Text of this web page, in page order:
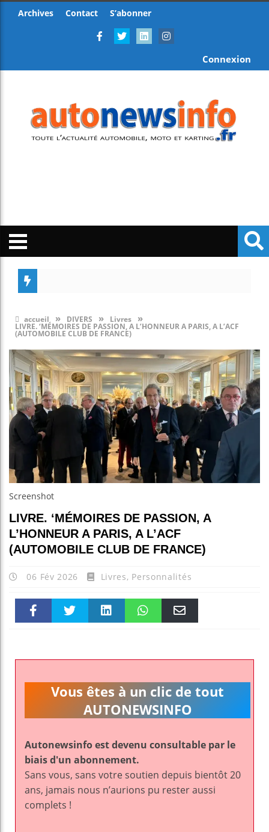
Archives Contact S’abonner
Connexion
accueil » DIVERS » Livres »
LIVRE. ‘MÉMOIRES DE PASSION, A L’HONNEUR A PARIS, A L’ACF
(AUTOMOBILE CLUB DE FRANCE)
Screenshot
LIVRE. ‘MÉMOIRES DE PASSION, A
L’HONNEUR A PARIS, A L’ACF
(AUTOMOBILE CLUB DE FRANCE)
06 Fév 2026 Livres, Personnalités
k pt
Vous êtes à un clic de tout
AUTONEWSINFO
Autonewsinfo est devenu consultable par le
biais d'un abonnement.
Sans vous, sans votre soutien depuis bientôt 20
ans, jamais nous n’aurions pu rester aussi
complets !